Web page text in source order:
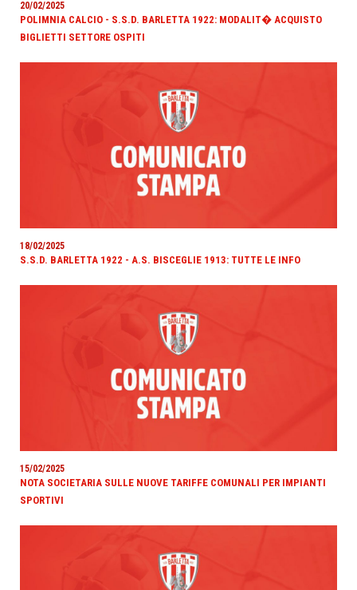
20/02/2025
POLIMNIA CALCIO - S.S.D. BARLETTA 1922: MODALIT� ACQUISTO
BIGLIETTI SETTORE OSPITI
18/02/2025
S.S.D. BARLETTA 1922 - A.S. BISCEGLIE 1913: TUTTE LE INFO
15/02/2025
NOTA SOCIETARIA SULLE NUOVE TARIFFE COMUNALI PER IMPIANTI
SPORTIVI